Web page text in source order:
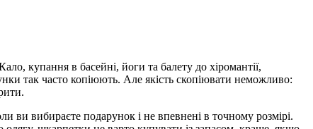
купання в басейні, йоги та балету до хіромантії,
так часто копіюють. Але якість скопіювати неможливо:
ви вибираєте подарунок і не впевнені в точному розмірі.